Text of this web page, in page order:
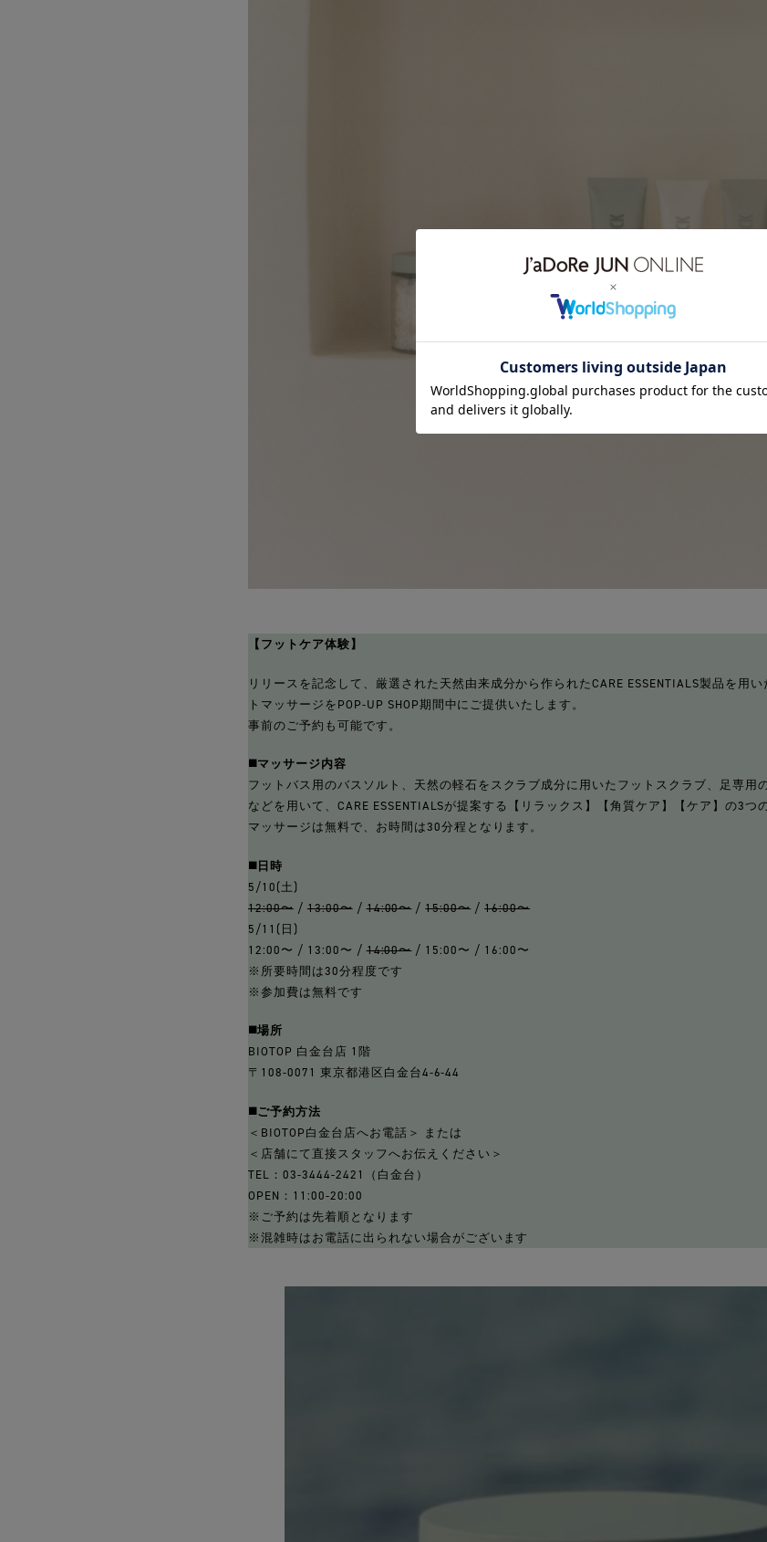
【フットケア体験】
リリースを記念して、厳選された天然由来成分から作られたCARE ESSENTIALS製品を用
トマッサージをPOP-UP SHOP期間中にご提供いたします。
事前のご予約も可能です。
◼️マッサージ内容
フットバス用のバスソルト、天然の軽石をスクラブ成分に用いたフットスクラブ、足専用
などを用いて、CARE ESSENTIALSが提案する【リラックス】【角質ケア】【ケア】の3つ
マッサージは無料で、お時間は30分程となります。
◼️日時
5/10(土)
12:00〜/13:00〜/14:00〜/15:00〜/16:00〜
5/11(日)
12:00〜 / 13:00〜 /14:00〜/ 15:00〜 / 16:00〜
※所要時間は30分程度です
※参加費は無料です
◼️場所
BIOTOP 白金台店 1階
〒108-0071 東京都港区白金台4-6-44
◼️ご予約方法
＜BIOTOP白金台店へお電話＞ または
＜店舗にて直接スタッフへお伝えください＞
TEL：03-3444-2421（白金台）
OPEN：11:00-20:00
※ご予約は先着順となります
※混雑時はお電話に出られない場合がございます